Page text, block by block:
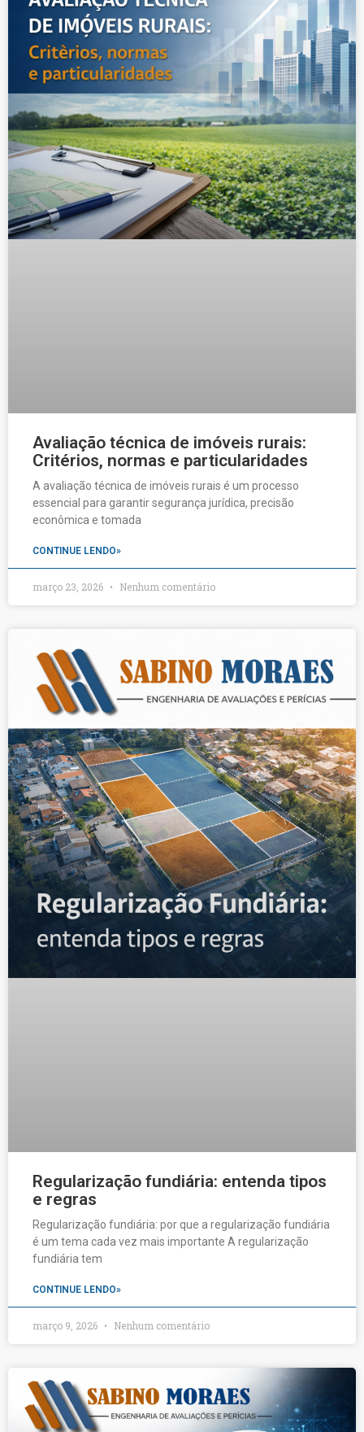
Avaliação técnica de imóveis rurais:
Critérios, normas e particularidades
A avaliação técnica de imóveis rurais é um processo
essencial para garantir segurança jurídica, precisão
econômica e tomada
CONTINUE LENDO»
março 23, 2026 Nenhum comentário
Regularização fundiária: entenda tipos
e regras
Regularização fundiária: por que a regularização fundiária
é um tema cada vez mais importante A regularização
fundiária tem
CONTINUE LENDO»
março 9, 2026 Nenhum comentário